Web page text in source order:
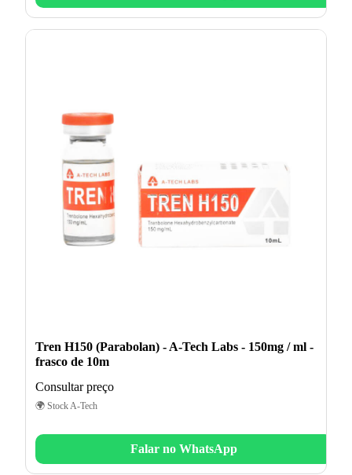
Tren H150 (Parabolan) - A-Tech Labs - 150mg / ml -
frasco de 10m
Consultar preço
🌍 Stock A-Tech
Falar no WhatsApp